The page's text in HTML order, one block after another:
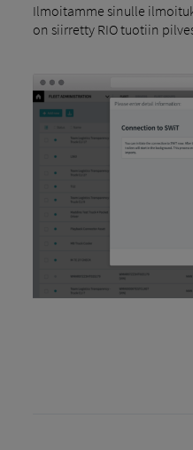
Ilmoitamme sinulle
on siirretty RIO tuotiin